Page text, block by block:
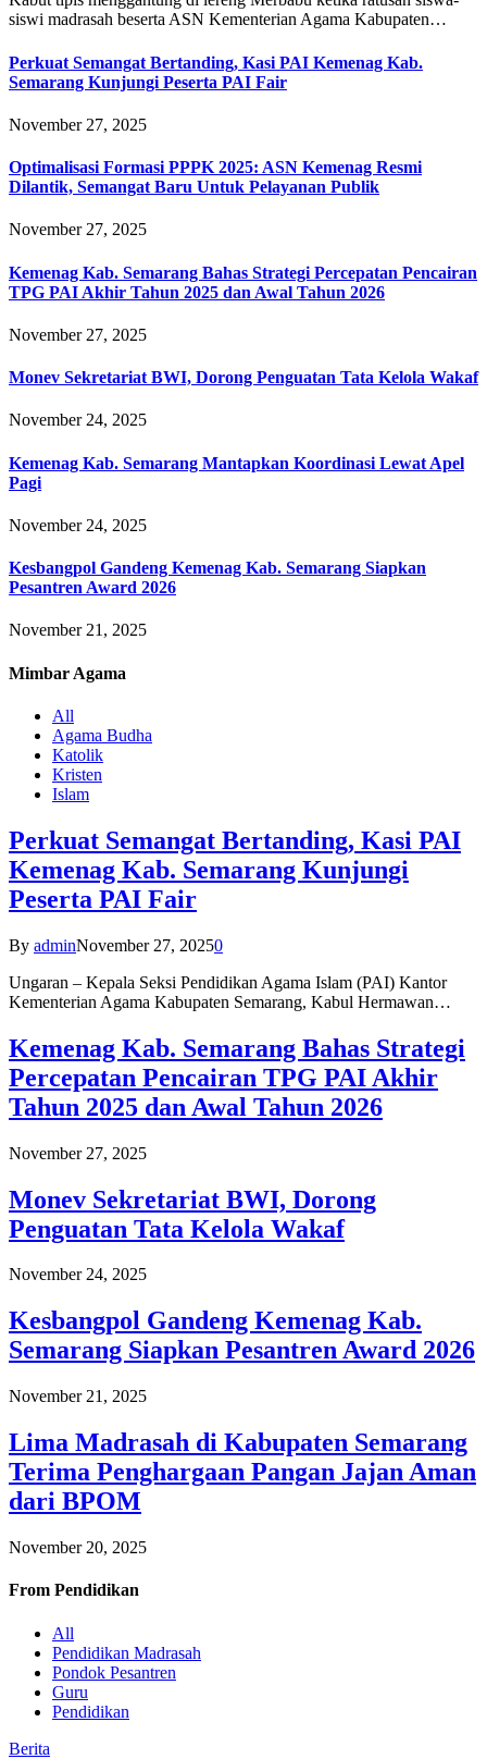
siswi madrasah beserta ASN Kementerian Agama Kabupaten…
Perkuat Semangat Bertanding, Kasi PAI Kemenag Kab.
Semarang Kunjungi Peserta PAI Fair
November 27, 2025
Optimalisasi Formasi PPPK 2025: ASN Kemenag Resmi
Dilantik, Semangat Baru Untuk Pelayanan Publik
November 27, 2025
Kemenag Kab. Semarang Bahas Strategi Percepatan Pencairan
TPG PAI Akhir Tahun 2025 dan Awal Tahun 2026
November 27, 2025
Monev Sekretariat BWI, Dorong Penguatan Tata Kelola Wakaf
November 24, 2025
Kemenag Kab. Semarang Mantapkan Koordinasi Lewat Apel
Pagi
November 24, 2025
Kesbangpol Gandeng Kemenag Kab. Semarang Siapkan
Pesantren Award 2026
November 21, 2025
Mimbar Agama
All
Agama Budha
Katolik
Kristen
Islam
Perkuat Semangat Bertanding, Kasi PAI
Kemenag Kab. Semarang Kunjungi
Peserta PAI Fair
By adminNovember 27, 20250
Ungaran – Kepala Seksi Pendidikan Agama Islam (PAI) Kantor
Kementerian Agama Kabupaten Semarang, Kabul Hermawan…
Kemenag Kab. Semarang Bahas Strategi
Percepatan Pencairan TPG PAI Akhir
Tahun 2025 dan Awal Tahun 2026
November 27, 2025
Monev Sekretariat BWI, Dorong
Penguatan Tata Kelola Wakaf
November 24, 2025
Kesbangpol Gandeng Kemenag Kab.
Semarang Siapkan Pesantren Award 2026
November 21, 2025
Lima Madrasah di Kabupaten Semarang
Terima Penghargaan Pangan Jajan Aman
dari BPOM
November 20, 2025
From Pendidikan
All
Pendidikan Madrasah
Pondok Pesantren
Guru
Pendidikan
Berita